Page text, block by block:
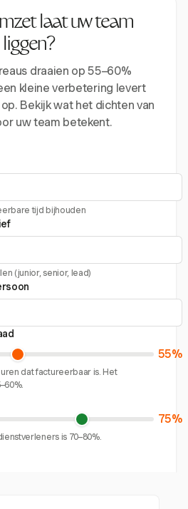
laat uw team
liggen?
draaien op 55–60%
kleine verbetering levert
Bekijk wat het dichten van
uw team betekent.
tijd bijhouden
(junior, senior, lead)
55%
dat factureerbaar is. Het
75%
is 70–80%.